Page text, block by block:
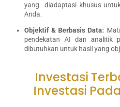
yang diadaptasi khusus
Anda.
Objektif & Berbasis Data:
pendekatan AI dan analitik
dibutuhkan untuk hasil yang
Investasi
Investasi